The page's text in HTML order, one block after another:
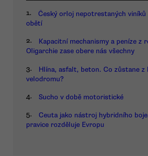
1.
Český orloj nepotrestaných
obětí
2.
Kapacitní mechanismy a peníze z
Oligarchie zase obere nás všechny
3.
Hlína, asfalt, beton. Co zůstane z
velodromu?
4. Sucho v době motoristické
5.
Ceuta jako nástroj hybridního
pravice rozděluje Evropu